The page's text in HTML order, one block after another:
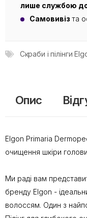
лише службою
Самовивіз та
Скраби і пілінги
Опис
Elgon Primaria
очищення шкіри голови
Ми раді вам
бренду Elgon -
волоссям. Один з